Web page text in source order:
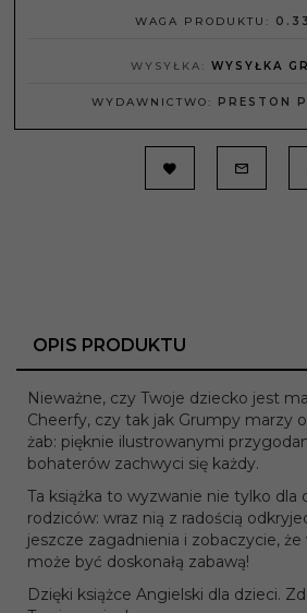
WAGA PRODUKTU:
WYSYŁKA: WYSYŁKA
WYDAWNICTWO: PRESTON
OPIS PRODUKTU
Nieważne, czy Twoje dziecko jest
Cheerfy, czy tak jak Grumpy marzy
żab: pięknie ilustrowanymi
bohaterów zachwyci się każdy.
Ta książka to wyzwanie nie tylko dla
rodziców: wraz nią z radością
jeszcze zagadnienia i zobaczycie, że
może być doskonałą zabawą!
Dzięki książce Angielski dla dzieci.